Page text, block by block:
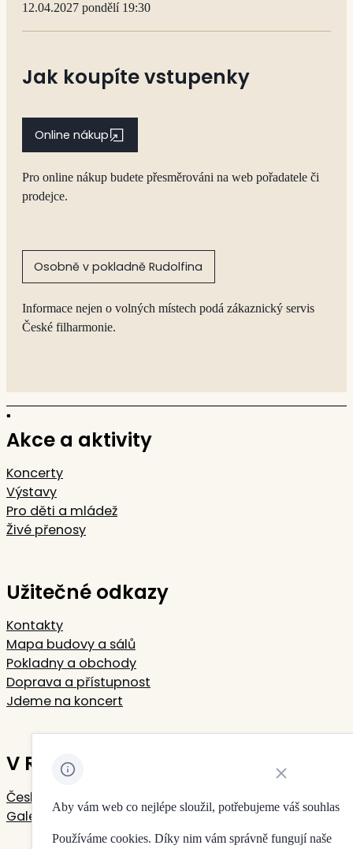
12.04.2027 pondělí 19:30
Jak koupíte vstupenky
Online nákup
Pro online nákup budete přesměrováni na web pořadatele či
prodejce.
Osobně v pokladně Rudolfina
Informace nejen o volných místech podá zákaznický servis
České filharmonie.
Akce a aktivity
Koncerty
Výstavy
Pro děti a mládež
Živé přenosy
Užitečné odkazy
Kontakty
Mapa budovy a sálů
Pokladny a obchody
Doprava a přístupnost
Jdeme na koncert
V Rudolfinu sídlí
Česká filharmonie
Galerie Rudolfinum
Aby vám web co nejlépe sloužil, potřebujeme váš souhlas
Používáme cookies. Díky nim vám správně fungují naše
Zavřít oznámení